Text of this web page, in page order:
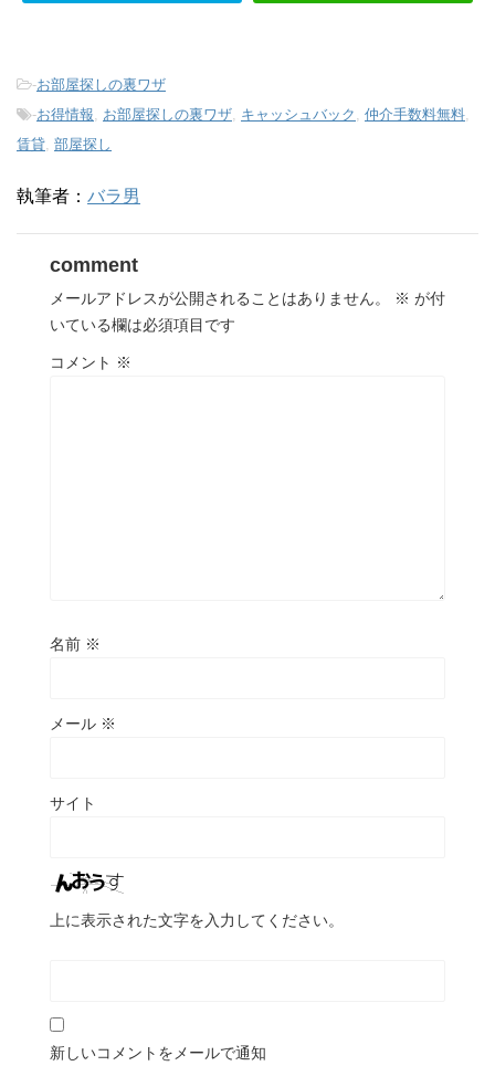
-お部屋探しの裏ワザ
-お得情報, お部屋探しの裏ワザ, キャッシュバック , 仲介手数料無料,
賃貸, 部屋探し
執筆者： バラ男
comment
メールアドレスが公開されることはありません。 ※ が付
いている欄は必須項目です
コメント ※
名前 ※
メール ※
サイト
上に表示された文字を入力してください。
新しいコメントをメールで通知